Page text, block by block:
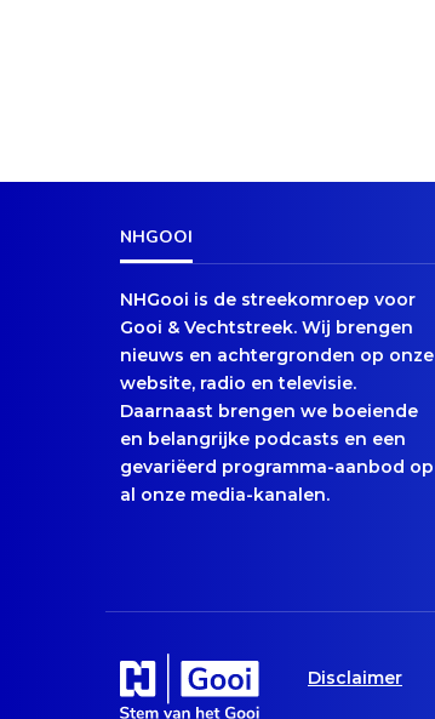
NHGOOI
NHGooi is de streekomroep voor
Gooi & Vechtstreek. Wij brengen
nieuws en achtergronden op onze
website, radio en televisie.
Daarnaast brengen we boeiende
en belangrijke podcasts en een
gevariëerd programma-aanbod op
al onze media-kanalen.
Disclaimer